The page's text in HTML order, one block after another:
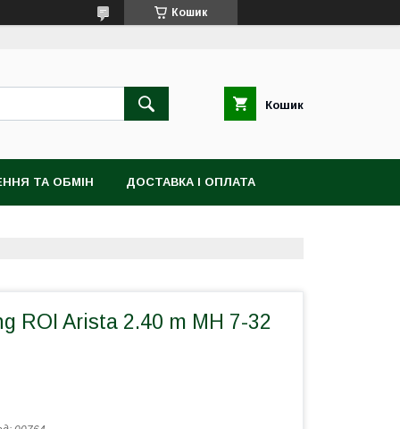
Кошик
Кошик
ТА ОБМІН ДОСТАВКА І ОПЛАТА
ROI Arista 2.40 m MH 7-32